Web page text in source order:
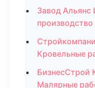
Завод
производство
Кровельные
БизнесСтрой
Малярные